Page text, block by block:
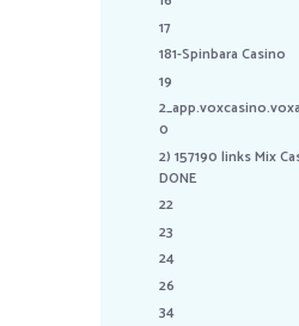
17
181-Spinbara Casino
19
0
2) 157190 links Mix
DONE
22
23
24
26
34